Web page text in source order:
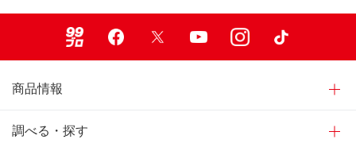
商品情報
調べる・探す